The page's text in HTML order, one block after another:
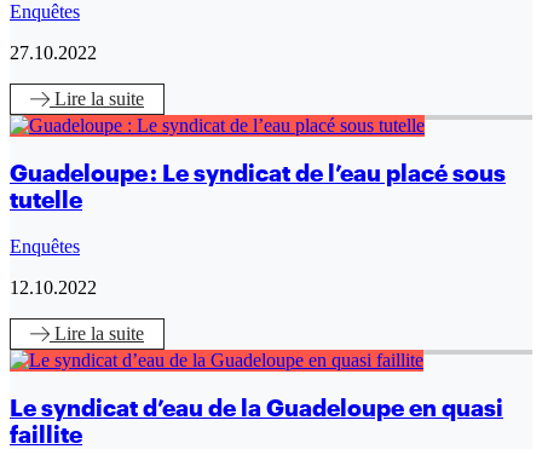
Enquêtes
27.10.2022
Lire la suite
Guadeloupe : Le syndicat de l’eau placé sous
tutelle
Enquêtes
12.10.2022
Lire la suite
Le syndicat d’eau de la Guadeloupe en quasi
faillite